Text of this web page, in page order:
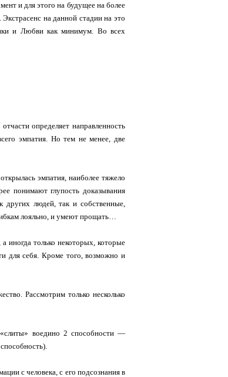
и для этого на будущее на более
на данной стадии на это
и Любви как минимум. Во всех
определяет направленность
эмпатия. Но тем не менее, две
эмпатия, наиболее тяжело
понимают глупость доказывания
других людей, так и собственные,
лояльно, и умеют прощать…
иногда только некоторых, которые
для себя. Кроме того, возможно и
Рассмотрим только несколько
воедино 2 способности —
с человека, с его подсознания в